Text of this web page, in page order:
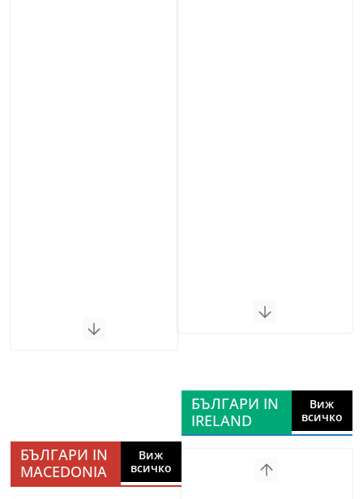
БЪЛГАРИ IN
MACEDONIA
Виж
всичко
БЪЛГАРИ IN
IRELAND
Виж
всичко